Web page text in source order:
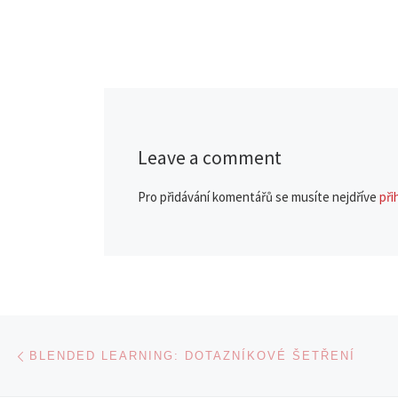
Leave a comment
Pro přidávání komentářů se musíte nejdříve
Navigace v příspěvcích
BLENDED LEARNING: DOTAZNÍKOVÉ ŠETŘENÍ